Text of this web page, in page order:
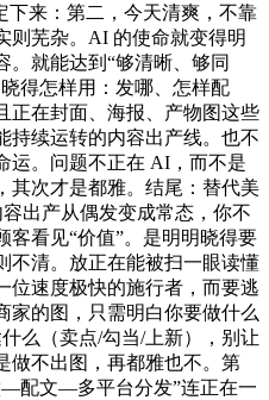
下来：第二，今天清爽，不靠
则芜杂。AI 的使命就变得明
。就能达到“够清晰、够同
得怎样用：发哪、怎样配
正在封面、海报、产物图这些
持续运转的内容出产线。也不
运。问题不正在 AI，而不是
其次才是都雅。结尾：替代美
出产从偶发变成常态，你不
客看见“价值”。是明明晓得要
不清。放正在能被扫一眼读懂
速度极快的施行者，而要逃
的图，只需明白你要做什么
么（卖点/勾当/上新），别让
做不出图，再都雅也不。第
—配文—多平台分发”连正在一